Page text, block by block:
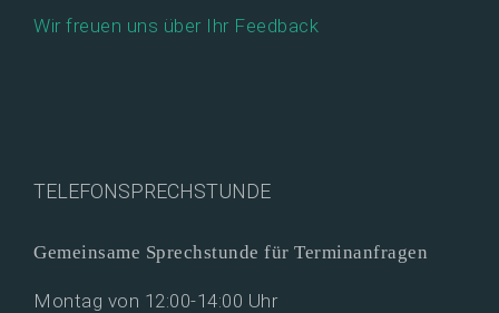
Wir freuen uns über Ihr Feedback
TELEFONSPRECHSTUNDE
Gemeinsame Sprechstunde für Terminanfragen
Montag von 12:00-14:00 Uhr